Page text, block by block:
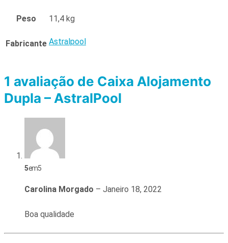
Peso 11,4 kg
Fabricante Astralpool
1 avaliação de Caixa Alojamento
Dupla – AstralPool
5em 5
Carolina Morgado – Janeiro 18, 2022
Boa qualidade